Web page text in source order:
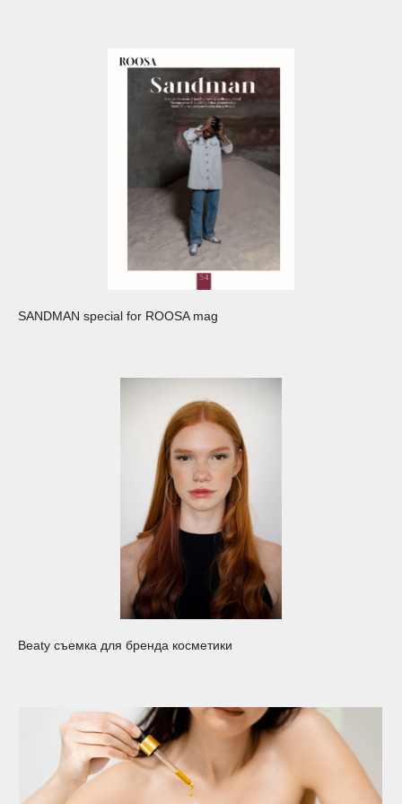
SANDMAN special for ROOSA mag
Beaty съемка для бренда косметики